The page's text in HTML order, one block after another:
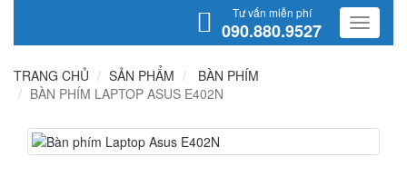
Tư vấn miễn phí
090.880.9527
TRANG CHỦ SẢN PHẨM
BÀN PHÍM
BÀN PHÍM LAPTOP ASUS E402N